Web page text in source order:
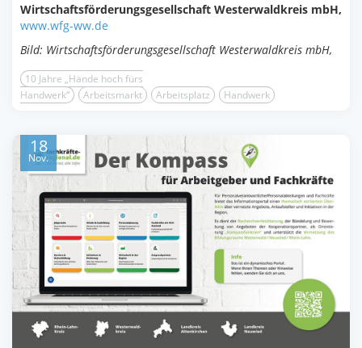
Wirtschaftsförderungsgesellschaft Westerwaldkreis mbH,
www.wfg-ww.de
Bild: Wirtschaftsförderungsgesellschaft Westerwaldkreis mbH,
10 Jahre „Hände hoch fürs
Handwerk“
Arbeitsmarkt Arbeitsplatz Handwerk
18
Nov.